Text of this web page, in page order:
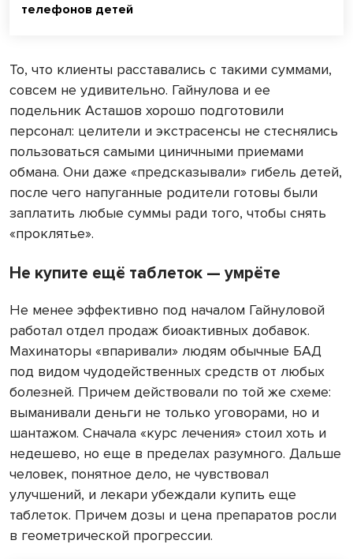
телефонов детей
То, что клиенты расставались с такими суммами,
совсем не удивительно. Гайнулова и ее
подельник Асташов хорошо подготовили
персонал: целители и экстрасенсы не стеснялись
пользоваться самыми циничными приемами
обмана. Они даже «предсказывали» гибель детей,
после чего напуганные родители готовы были
заплатить любые суммы ради того, чтобы снять
«проклятье».
Не купите ещё таблеток — умрёте
Не менее эффективно под началом Гайнуловой
работал отдел продаж биоактивных добавок.
Махинаторы «впаривали» людям обычные БАД
под видом чудодейственных средств от любых
болезней. Причем действовали по той же схеме:
выманивали деньги не только уговорами, но и
шантажом. Сначала «курс лечения» стоил хоть и
недешево, но еще в пределах разумного. Дальше
человек, понятное дело, не чувствовал
улучшений, и лекари убеждали купить еще
таблеток. Причем дозы и цена препаратов росли
в геометрической прогрессии.